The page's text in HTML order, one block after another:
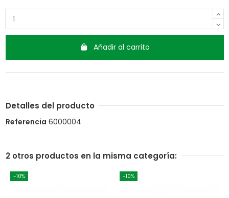
Añadir al carrito
Detalles del producto
Referencia 6000004
2 otros productos en la misma categoría:
-10% -10%